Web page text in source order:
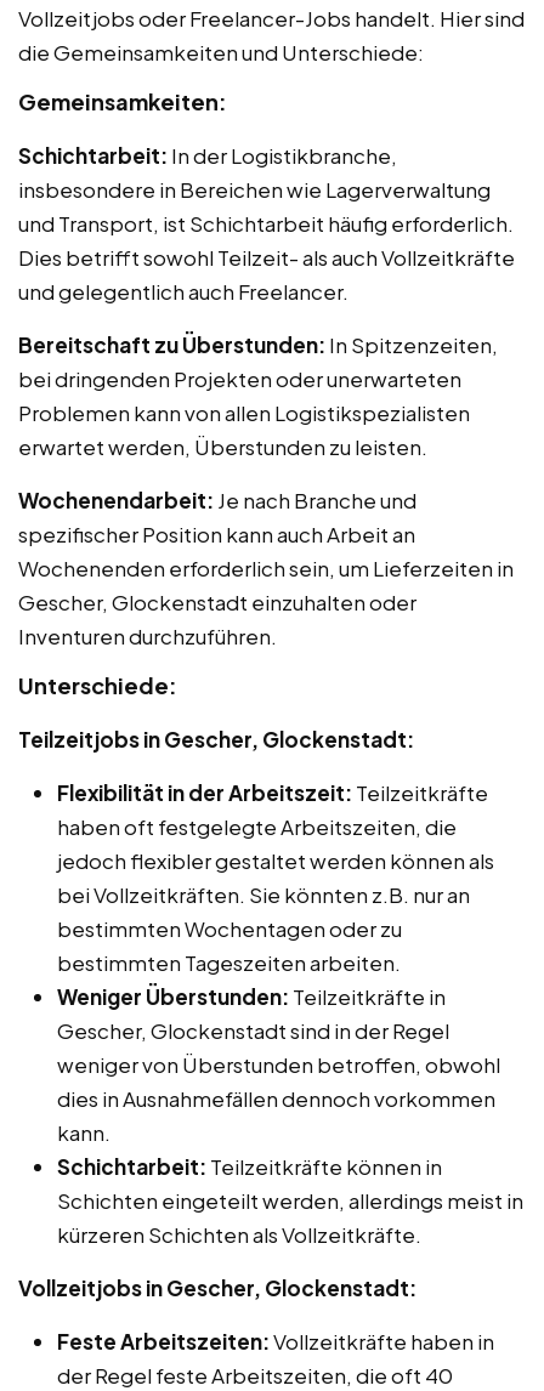
Vollzeitjobs oder Freelancer-Jobs handelt. Hier sind
die Gemeinsamkeiten und Unterschiede:
Gemeinsamkeiten:
Schichtarbeit: In der Logistikbranche,
insbesondere in Bereichen wie Lagerverwaltung
und Transport, ist Schichtarbeit häufig erforderlich.
Dies betrifft sowohl Teilzeit- als auch Vollzeitkräfte
und gelegentlich auch Freelancer.
Bereitschaft zu Überstunden: In Spitzenzeiten,
bei dringenden Projekten oder unerwarteten
Problemen kann von allen Logistikspezialisten
erwartet werden, Überstunden zu leisten.
Wochenendarbeit: Je nach Branche und
spezifischer Position kann auch Arbeit an
Wochenenden erforderlich sein, um Lieferzeiten in
Gescher, Glockenstadt einzuhalten oder
Inventuren durchzuführen.
Unterschiede:
Teilzeitjobs in Gescher, Glockenstadt:
Flexibilität in der Arbeitszeit: Teilzeitkräfte
haben oft festgelegte Arbeitszeiten, die
jedoch flexibler gestaltet werden können als
bei Vollzeitkräften. Sie könnten z.B. nur an
bestimmten Wochentagen oder zu
bestimmten Tageszeiten arbeiten.
Weniger Überstunden: Teilzeitkräfte in
Gescher, Glockenstadt sind in der Regel
weniger von Überstunden betroffen, obwohl
dies in Ausnahmefällen dennoch vorkommen
kann.
Schichtarbeit: Teilzeitkräfte können in
Schichten eingeteilt werden, allerdings meist in
kürzeren Schichten als Vollzeitkräfte.
Vollzeitjobs in Gescher, Glockenstadt:
Feste Arbeitszeiten:Vollzeitkräfte haben in
der Regel feste Arbeitszeiten, die oft 40